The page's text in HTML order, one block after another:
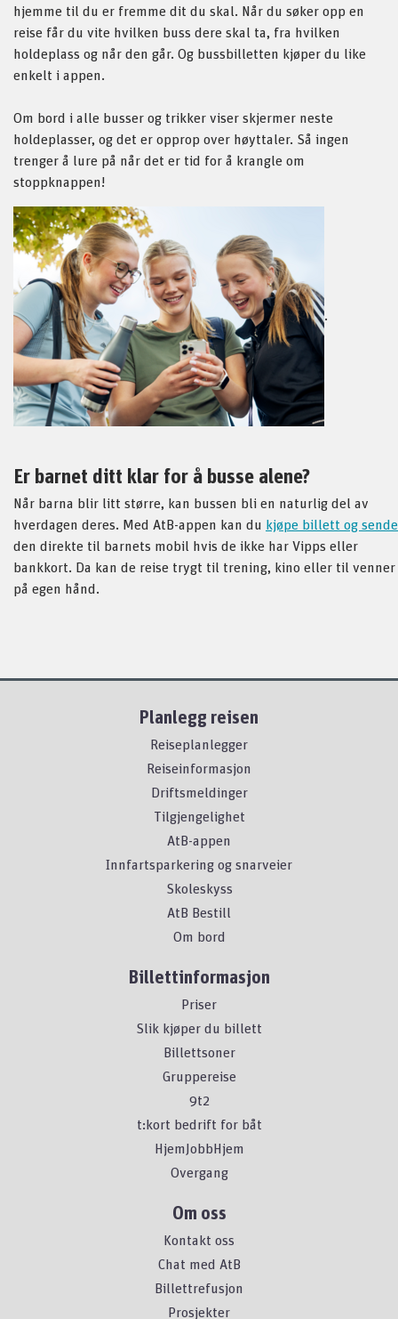
hjemme til du er fremme dit du skal. Når du søker opp en
reise får du vite hvilken buss dere skal ta, fra hvilken
holdeplass og når den går. Og bussbilletten kjøper du like
enkelt i appen.
Om bord i alle busser og trikker viser skjermer neste
holdeplasser, og det er opprop over høyttaler. Så ingen
trenger å lure på når det er tid for å krangle om
stoppknappen!
.
Er barnet ditt klar for å busse alene?
Når barna blir litt større, kan bussen bli en naturlig del av
hverdagen deres. Med AtB-appen kan du kjøpe billett og sende
den direkte til barnets mobil hvis de ikke har Vipps eller
bankkort. Da kan de reise trygt til trening, kino eller til venner
på egen hånd.
Planlegg reisen
Reiseplanlegger
Reiseinformasjon
Driftsmeldinger
Tilgjengelighet
AtB-appen
Innfartsparkering og snarveier
Skoleskyss
AtB Bestill
Om bord
Billettinformasjon
Priser
Slik kjøper du billett
Billettsoner
Gruppereise
9t2
t:kort bedrift for båt
HjemJobbHjem
Overgang
Om oss
Kontakt oss
Chat med AtB
Billettrefusjon
Prosjekter